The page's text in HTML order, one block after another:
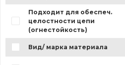
Подходит для обеспеч.
целостности цепи
(огнестойкость)
Вид/ марка материала